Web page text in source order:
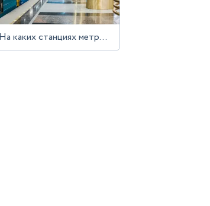
На каких станциях метро сделать экспресс тест на коронавирус